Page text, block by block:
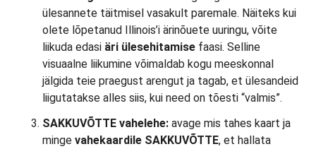
ülesannete täitmisel vasakult paremale. Näiteks kui
olete lõpetanud Illinois’i ärinõuete uuringu, võite
liikuda edasi äri ülesehitamise faasi. Selline
visuaalne liikumine võimaldab kogu meeskonnal
jälgida teie praegust arengut ja tagab, et ülesandeid
liigutatakse alles siis, kui need on tõesti “valmis”.
SAKKUVÕTTE vahelehe: avage mis tahes kaart ja
minge vahekaardile SAKKUVÕTTE, et hallata